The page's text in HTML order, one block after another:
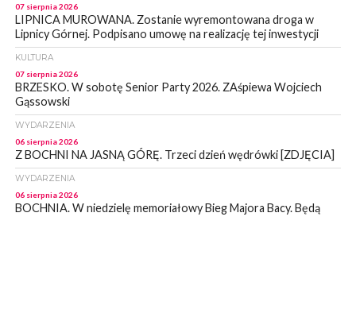
07 sierpnia 2026
LIPNICA MUROWANA. Zostanie wyremontowana droga w
Lipnicy Górnej. Podpisano umowę na realizację tej inwestycji
KULTURA
07 sierpnia 2026
BRZESKO. W sobotę Senior Party 2026. ZAśpiewa Wojciech
Gąssowski
WYDARZENIA
06 sierpnia 2026
Z BOCHNI NA JASNĄ GÓRĘ. Trzeci dzień wędrówki [ZDJĘCIA]
WYDARZENIA
06 sierpnia 2026
BOCHNIA. W niedzielę memoriałowy Bieg Majora Bacy. Będą